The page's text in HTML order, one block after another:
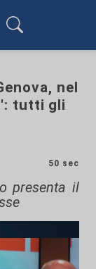
nel
tutti gli
50 sec
presenta il